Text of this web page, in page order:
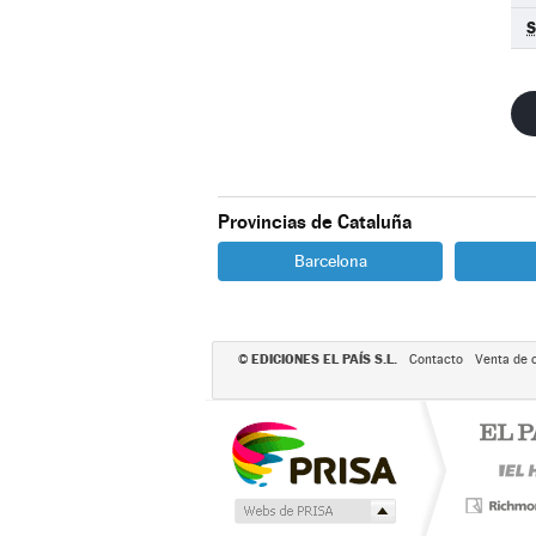
Provincias de Cataluña
Barcelona
© EDICIONES EL PAÍS S.L. Contacto Venta de